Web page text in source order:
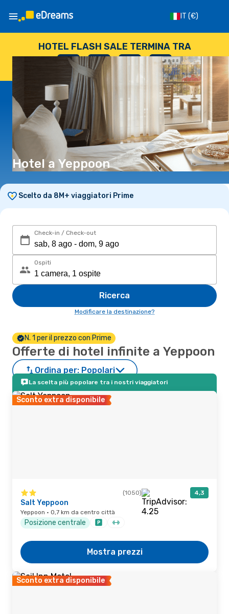
IT (€)
HOTEL FLASH SALE TERMINA TRA
--
GIORNI
: --
ORE
: --
SECONDI
Hotel a Yeppoon
Scelto da 8M+ viaggiatori Prime
Check-in / Check-out
Ospiti
Ricerca
Modificare la destinazione?
N. 1 per il prezzo con Prime
Offerte di hotel infinite a Yeppoon
Ordina per: Popolari
La scelta più popolare tra i nostri viaggiatori
Sconto extra disponibile
(1050) 4,3
Salt Yeppoon
Yeppoon · 0,7 km da centro città
Posizione centrale
Mostra prezzi
Sconto extra disponibile